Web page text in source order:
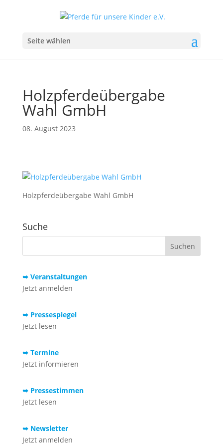
Seite wählen
Holzpferdeübergabe
Wahl GmbH
08. August 2023
Holzpferdeübergabe Wahl GmbH
Suche
➥ Veranstaltungen
Jetzt anmelden
➥ Pressespiegel
Jetzt lesen
➥ Termine
Jetzt informieren
➥ Pressestimmen
Jetzt lesen
➥ Newsletter
Jetzt anmelden